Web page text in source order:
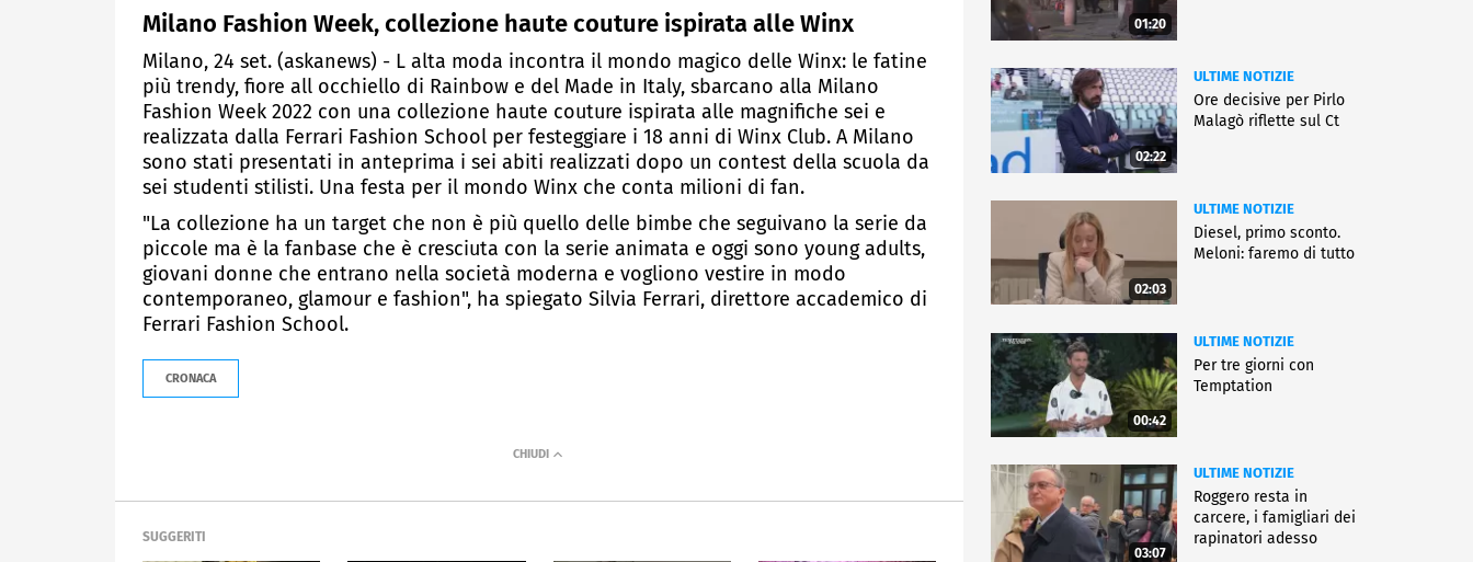
Milano Fashion Week, collezione haute couture ispirata alle Winx
Milano, 24 set. (askanews) - L alta moda incontra il mondo magico delle Winx: le fatine
più trendy, fiore all occhiello di Rainbow e del Made in Italy, sbarcano alla Milano
Fashion Week 2022 con una collezione haute couture ispirata alle magnifiche sei e
realizzata dalla Ferrari Fashion School per festeggiare i 18 anni di Winx Club. A Milano
sono stati presentati in anteprima i sei abiti realizzati dopo un contest della scuola da
sei studenti stilisti. Una festa per il mondo Winx che conta milioni di fan.
"La collezione ha un target che non è più quello delle bimbe che seguivano la serie da
piccole ma è la fanbase che è cresciuta con la serie animata e oggi sono young adults,
giovani donne che entrano nella società moderna e vogliono vestire in modo
contemporaneo, glamour e fashion", ha spiegato Silvia Ferrari, direttore accademico di
Ferrari Fashion School.
CRONACA
SUGGERITI
01:20
02:22
ULTIME NOTIZIE
Ore decisive per Pirlo
Malagò riflette sul Ct
02:03
ULTIME NOTIZIE
Diesel, primo sconto.
Meloni: faremo di tutto
00:42
ULTIME NOTIZIE
Per tre giorni con
Temptation
03:07
ULTIME NOTIZIE
Roggero resta in
carcere, i famigliari dei
rapinatori adesso